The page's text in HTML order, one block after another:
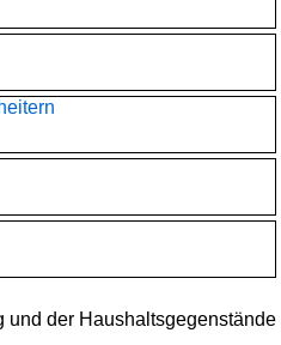
und der Haushaltsgegenstände